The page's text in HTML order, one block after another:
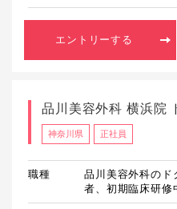
エントリーする
品川美容外科 横浜院
神奈川県 正社員
職種
品川美容外科のド
者、初期臨床研修